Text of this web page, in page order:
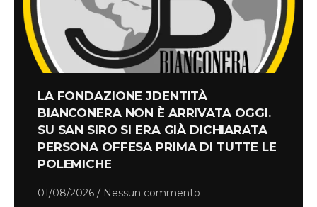
LA FONDAZIONE JDENTITÀ
BIANCONERA NON È ARRIVATA OGGI.
SU SAN SIRO SI ERA GIÀ DICHIARATA
PERSONA OFFESA PRIMA DI TUTTE LE
POLEMICHE
01/08/2026 Nessun commento